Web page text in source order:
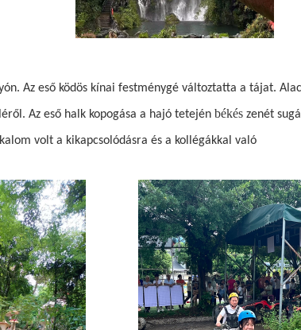
Az eső ködös kínai festménygé változtatta a tájat.
Az eső halk kopogása a hajó tetején békés zenét
volt a kikapcsolódásra és a kollégákkal való